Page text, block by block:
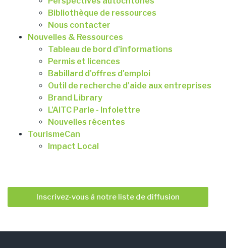
Bibliothèque de ressources
Nous contacter
Nouvelles & Ressources
Tableau de bord d'informations
Permis et licences
Babillard d'offres d'emploi
Outil de recherche d'aide aux entreprises
Brand Library
L'AITC Parle - Infolettre
Nouvelles récentes
TourismeCan
Impact Local
Inscrivez-vous à notre liste de diffusion